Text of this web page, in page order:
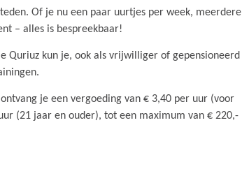
Of je nu een paar uurtjes per week, meerdere
– alles is bespreekbaar!
Quriuz kun je, ook als vrijwilliger of gepensioneerd
je een vergoeding van € 3,40 per uur (voor
(21 jaar en ouder), tot een maximum van € 220,-